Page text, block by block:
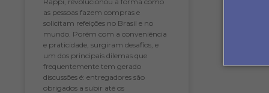
as pessoas fazem compras e
solicitam refeições no Brasil e no
mundo. Porém com a conveniência
e praticidade, surgiram desafios, e
um dos principais dilemas que
frequentemente tem gerado
discussões é: entregadores são
obrigados a subir até os